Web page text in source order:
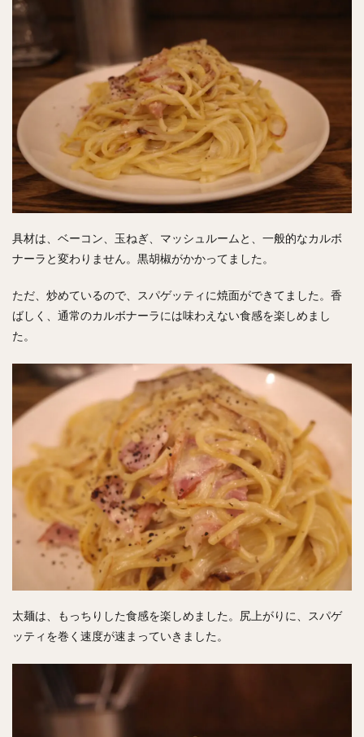
具材は、ベーコン、玉ねぎ、マッシュルームと、一般的なカルボ
ナーラと変わりません。黒胡椒がかかってました。
ただ、炒めているので、スパゲッティに焼面ができてました。香
ばしく、通常のカルボナーラには味わえない食感を楽しめまし
た。
太麺は、もっちりした食感を楽しめました。尻上がりに、スパゲ
ッティを巻く速度が速まっていきました。